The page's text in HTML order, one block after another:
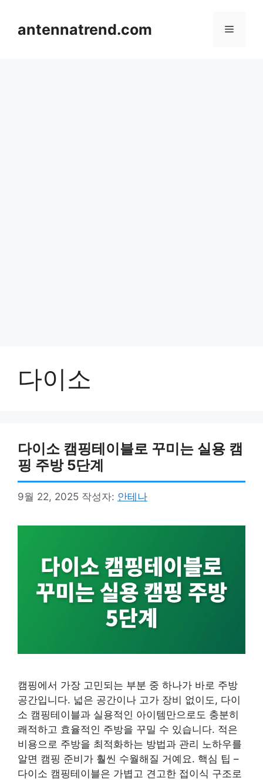
antennatrend.com 메
다이소
다이소 캠핑테이블로 꾸미는 실용 캠
핑 주방 5단계
9월 22, 2025 작성자: 안테나
캠핑에서 가장 고민되는 부분 중 하나가 바로 주방
공간입니다. 넓은 공간이나 고가 장비 없이도, 다이
소 캠핑테이블과 실용적인 아이템만으로도 충분히
쾌적하고 효율적인 주방을 꾸밀 수 있습니다. 적은
비용으로 주방을 최적화하는 방법과 관리 노하우를
알면 캠핑 준비가 훨씬 수월해질 거예요. 핵심 팁 –
다이소 캠핑테이블은 가볍고 견고한 접이식 구조로